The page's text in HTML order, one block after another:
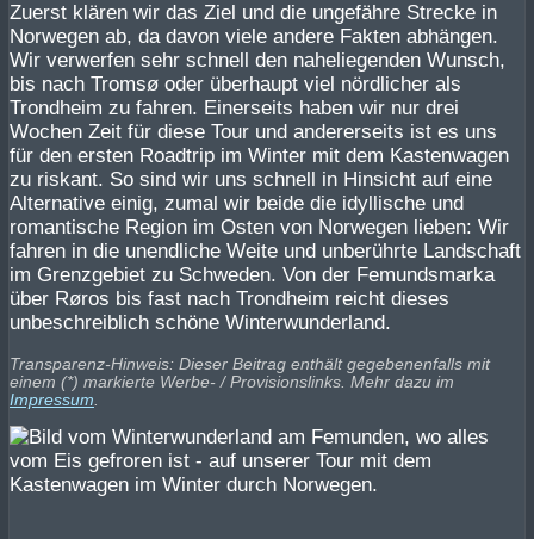
Zuerst klären wir das Ziel und die ungefähre Strecke in
Norwegen ab, da davon viele andere Fakten abhängen.
Wir verwerfen sehr schnell den naheliegenden Wunsch,
bis nach Tromsø oder überhaupt viel nördlicher als
Trondheim zu fahren. Einerseits haben wir nur drei
Wochen Zeit für diese Tour und andererseits ist es uns
für den ersten Roadtrip im Winter mit dem Kastenwagen
zu riskant. So sind wir uns schnell in Hinsicht auf eine
Alternative einig, zumal wir beide die idyllische und
romantische Region im Osten von Norwegen lieben: Wir
fahren in die unendliche Weite und unberührte Landschaft
im Grenzgebiet zu Schweden. Von der Femundsmarka
über Røros bis fast nach Trondheim reicht dieses
unbeschreiblich schöne Winterwunderland.
Transparenz-Hinweis: Dieser Beitrag enthält gegebenenfalls mit
einem (*) markierte Werbe- / Provisionslinks. Mehr dazu im
Impressum.